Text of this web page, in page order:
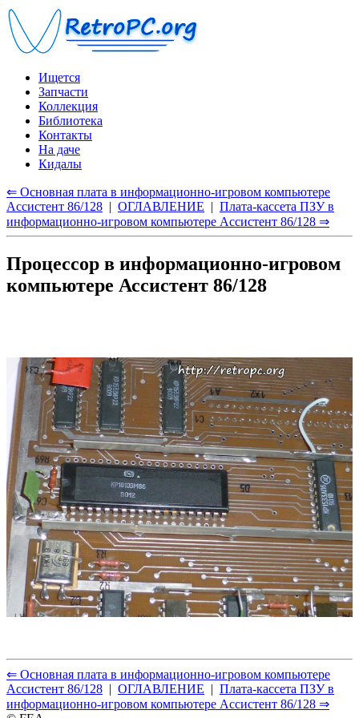
Ищется
Запчасти
Коллекция
Библиотека
Контакты
На даче
Кидалы
⇐ Основная плата в информационно-игровом компьютере
Ассистент 86/128 | ОГЛАВЛЕНИЕ | Плата-кассета ПЗУ в
информационно-игровом компьютере Ассистент 86/128 ⇒
Процессор в информационно-игровом
компьютере Ассистент 86/128
⇐ Основная плата в информационно-игровом компьютере
Ассистент 86/128 | ОГЛАВЛЕНИЕ | Плата-кассета ПЗУ в
информационно-игровом компьютере Ассистент 86/128 ⇒